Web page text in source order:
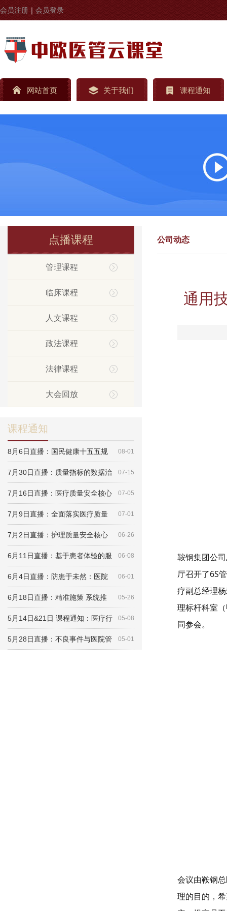
会员注册 ｜ 会员登录
网站首页 关于我们 课程通知
点播课程
管理课程
临床课程
人文课程
政法课程
法律课程
大会回放
课程通知
8月6日直播：国民健康十五五规 08-01
7月30日直播：质量指标的数据治 07-15
7月16日直播：医疗质量安全核心 07-05
7月9日直播：全面落实医疗质量 07-01
7月2日直播：护理质量安全核心 06-26
6月11日直播：基于患者体验的服 06-08
6月4日直播：防患于未然：医院 06-01
6月18日直播：精准施策 系统推 05-26
5月14日&21日 课程通知：医疗行 05-08
5月28日直播：不良事件与医院管 05-01
公司动态
通用
鞍钢集团公
厅召开了6S
疗副总经理
理标杆科室
同参会。
会议由鞍钢
理的目的，